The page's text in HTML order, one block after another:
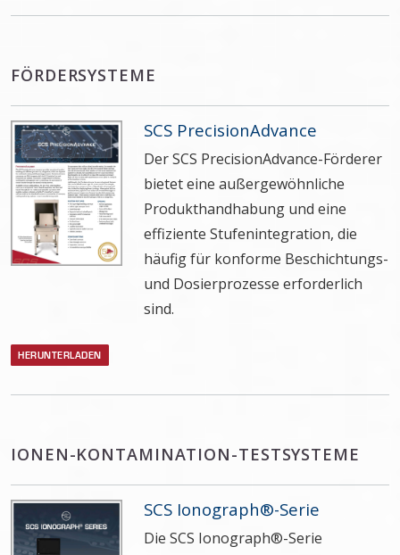
FÖRDERSYSTEME
SCS PrecisionAdvance
Der SCS PrecisionAdvance-Förderer
bietet eine außergewöhnliche
Produkthandhabung und eine
effiziente Stufenintegration, die
häufig für konforme Beschichtungs-
und Dosierprozesse erforderlich
sind.
HERUNTERLADEN
IONEN-KONTAMINATION-TESTSYSTEME
SCS Ionograph®-Serie
Die SCS Ionograph®-Serie